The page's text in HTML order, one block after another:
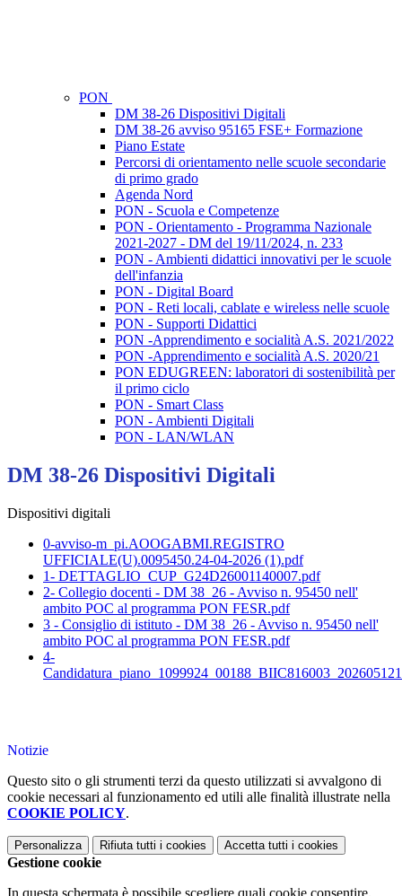
PON
DM 38-26 Dispositivi Digitali
DM 38-26 avviso 95165 FSE+ Formazione
Piano Estate
Percorsi di orientamento nelle scuole secondarie
di primo grado
Agenda Nord
PON - Scuola e Competenze
PON - Orientamento - Programma Nazionale
2021-2027 - DM del 19/11/2024, n. 233
PON - Ambienti didattici innovativi per le scuole
dell'infanzia
PON - Digital Board
PON - Reti locali, cablate e wireless nelle scuole
PON - Supporti Didattici
PON -Apprendimento e socialità A.S. 2021/2022
PON -Apprendimento e socialità A.S. 2020/21
PON EDUGREEN: laboratori di sostenibilità per
il primo ciclo
PON - Smart Class
PON - Ambienti Digitali
PON - LAN/WLAN
DM 38-26 Dispositivi Digitali
Dispositivi digitali
0-avviso-m_pi.AOOGABMI.REGISTRO
UFFICIALE(U).0095450.24-04-2026 (1).pdf
1- DETTAGLIO_CUP_G24D26001140007.pdf
2- Collegio docenti - DM 38_26 - Avviso n. 95450 nell'
ambito POC al programma PON FESR.pdf
3 - Consiglio di istituto - DM 38_26 - Avviso n. 95450 nell'
ambito POC al programma PON FESR.pdf
4-
Notizie
Questo sito o gli strumenti terzi da questo utilizzati si avvalgono di
cookie necessari al funzionamento ed utili alle finalità illustrate nella
COOKIE POLICY.
Personalizza Rifiuta tutti i cookies Accetta tutti i cookies
Gestione cookie